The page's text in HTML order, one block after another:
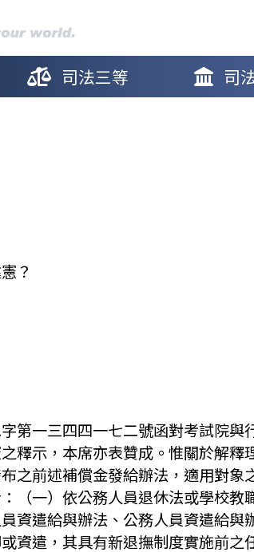
司法三等 司
？
第一三四四一七二號函對考試院
釋示，本席亦表贊成。惟關於解釋
之前述補償金發給辦法，適用對
（一）依公務人員退休法或學校
資遣給與辦法、公務人員資遣給
資遣，其具有新退撫制度實施前